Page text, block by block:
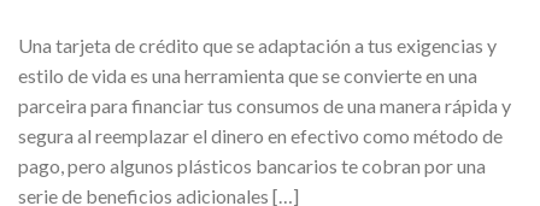
Una tarjeta de crédito que se adaptación a tus exigencias y
estilo de vida es una herramienta que se convierte en una
parceira para financiar tus consumos de una manera rápida y
segura al reemplazar el dinero en efectivo como método de
pago, pero algunos plásticos bancarios te cobran por una
serie de beneficios adicionales […]